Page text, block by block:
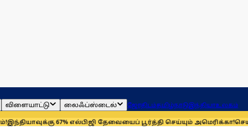
விளையாட்டு லைஃப்ஸ்டைல் ஜோதிடம்தமிழ்நாடுஇந்தியாஉலகம்
67% எல்பிஜி தேவையைப் பூர்த்தி செய்யும் அமெரிக்கா!செயின்ட்